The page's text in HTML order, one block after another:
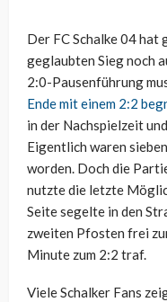
Der FC Schalke 04 hat
geglaubten Sieg noch
2:0-Pausenführung
Ende mit einem 2:2
in der Nachspielzeit
Eigentlich waren
worden. Doch die
nutzte die letzte
Seite segelte in den
zweiten Pfosten frei
Minute zum 2:2 traf.
Viele Schalker Fans